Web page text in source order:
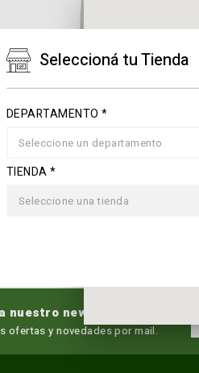
nuestro newsletter!
ofertas y novedades por mail.
Seleccioná tu Tienda
DEPARTAMENTO *
Seleccione un departamento
TIENDA *
Seleccione una tienda